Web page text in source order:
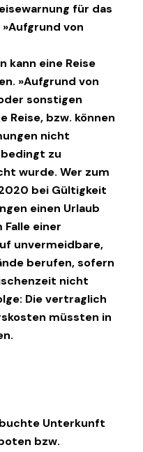
für das
von
kann eine Reise
»Aufgrund von
sonstigen
Reise, bzw. können
nicht
zu
wurde. Wer zum
bei Gültigkeit
einen Urlaub
einer
unvermeidbare,
berufen, sofern
nicht
Die vertraglich
müssten in
Unterkunft
bzw.